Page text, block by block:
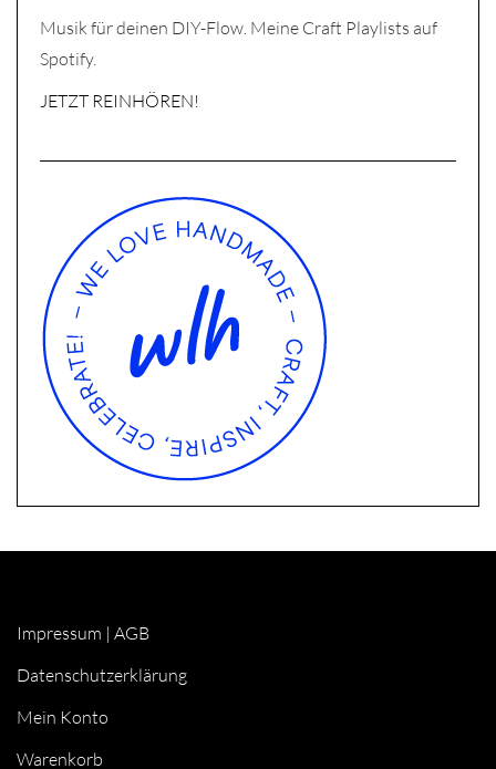
Musik für deinen DIY-Flow. Meine Craft Playlists auf
Spotify.
JETZT REINHÖREN!
Impressum | AGB
Datenschutzerklärung
Mein Konto
Warenkorb